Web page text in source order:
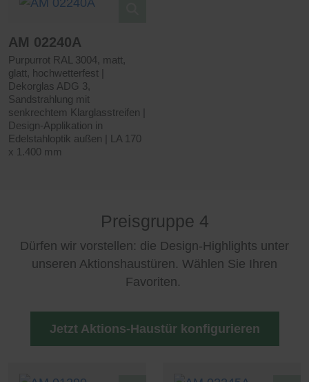
AM 02240A
Purpurrot RAL 3004, matt,
glatt, hochwetterfest |
Dekorglas ADG 3,
Sandstrahlung mit
senkrechtem Klarglasstreifen |
Design-Applikation in
Edelstahloptik außen | LA 170
x 1.400 mm
Preisgruppe 4
Dürfen wir vorstellen: die Design-Highlights unter
unseren Aktionshaustüren. Wählen Sie Ihren
Favoriten.
Jetzt Aktions-Haustür konfigurieren